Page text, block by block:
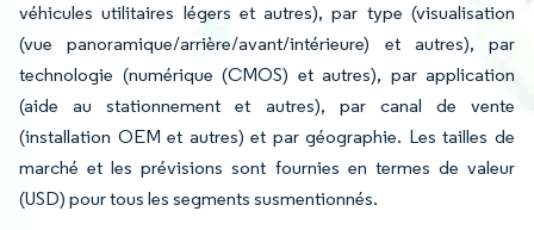
véhicules utilitaires légers et autres), par type (visualisation
(vue panoramique/arrière/avant/intérieure) et autres), par
technologie (numérique (CMOS) et autres), par application
(aide au stationnement et autres), par canal de vente
(installation OEM et autres) et par géographie. Les tailles de
marché et les prévisions sont fournies en termes de valeur
(USD) pour tous les segments susmentionnés.